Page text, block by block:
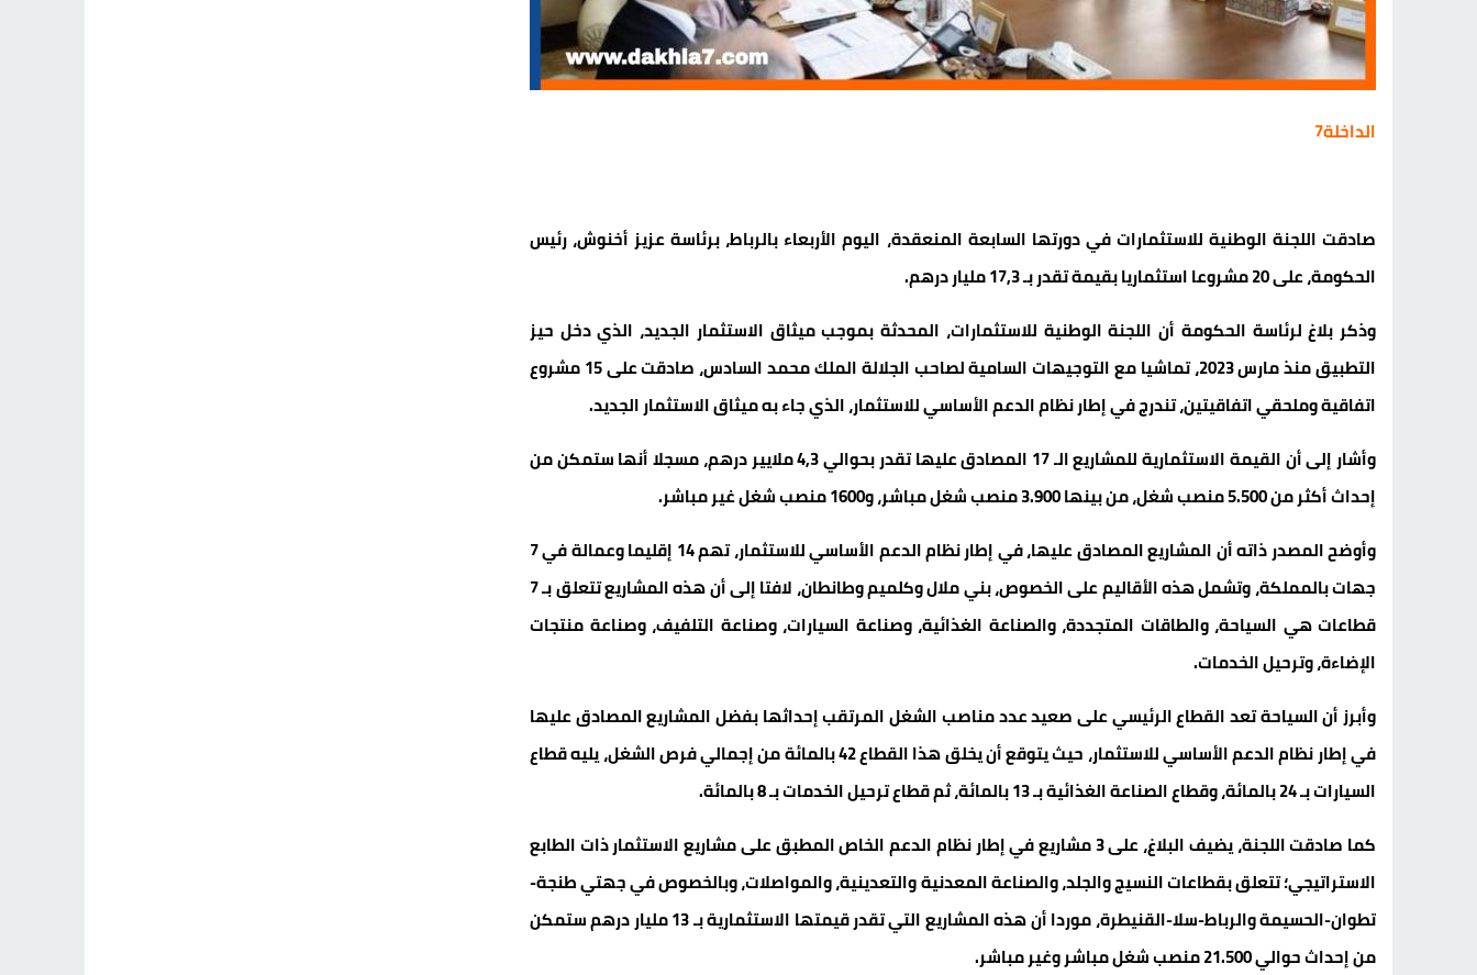
الداخلة7
صادقت اللجنة الوطنية للاستثمارات في دورتها السابعة المنعقدة، اليوم الأربعاء بالرباط، برئاسة عزيز أخنوش، رئيس
الحكومة، على 20 مشروعا استثماريا بقيمة تقدر بـ 17,3 مليار درهم.
وذكر بلاغ لرئاسة الحكومة أن اللجنة الوطنية للاستثمارات، المحدثة بموجب ميثاق الاستثمار الجديد، الذي دخل حيز
التطبيق منذ مارس 2023، تماشيا مع التوجيهات السامية لصاحب الجلالة الملك محمد السادس، صادقت على 15 مشروع
اتفاقية وملحقي اتفاقيتين، تندرج في إطار نظام الدعم الأساسي للاستثمار، الذي جاء به ميثاق الاستثمار الجديد.
وأشار إلى أن القيمة الاستثمارية للمشاريع الـ 17 المصادق عليها تقدر بحوالي 4,3 ملايير درهم، مسجلا أنها ستمكن من
إحداث أكثر من 5.500 منصب شغل، من بينها 3.900 منصب شغل مباشر، و1600 منصب شغل غير مباشر.
وأوضح المصدر ذاته أن المشاريع المصادق عليها، في إطار نظام الدعم الأساسي للاستثمار، تهم 14 إقليما وعمالة في 7
جهات بالمملكة، وتشمل هذه الأقاليم على الخصوص، بني ملال وكلميم وطانطان، لافتا إلى أن هذه المشاريع تتعلق بـ 7
قطاعات هي السياحة، والطاقات المتجددة، والصناعة الغذائية، وصناعة السيارات، وصناعة التلفيف، وصناعة منتجات
الإضاءة، وترحيل الخدمات.
وأبرز أن السياحة تعد القطاع الرئيسي على صعيد عدد مناصب الشغل المرتقب إحداثها بفضل المشاريع المصادق عليها
في إطار نظام الدعم الأساسي للاستثمار، حيث يتوقع أن يخلق هذا القطاع 42 بالمائة من إجمالي فرص الشغل، يليه قطاع
السيارات بـ 24 بالمائة، وقطاع الصناعة الغذائية بـ 13 بالمائة، ثم قطاع ترحيل الخدمات بـ 8 بالمائة.
كما صادقت اللجنة، يضيف البلاغ، على 3 مشاريع في إطار نظام الدعم الخاص المطبق على مشاريع الاستثمار ذات الطابع
الاستراتيجي؛ تتعلق بقطاعات النسيج والجلد، والصناعة المعدنية والتعدينية، والمواصلات، وبالخصوص في جهتي طنجة-
تطوان-الحسيمة والرباط-سلا-القنيطرة، موردا أن هذه المشاريع التي تقدر قيمتها الاستثمارية بـ 13 مليار درهم ستمكن
من إحداث حوالي 21.500 منصب شغل مباشر وغير مباشر.